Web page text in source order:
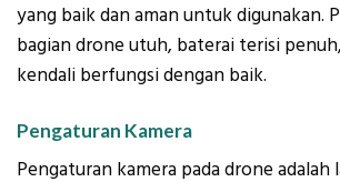
yang baik dan aman untuk digunakan.
bagian drone utuh, baterai terisi
kendali berfungsi dengan baik.
Pengaturan Kamera
Pengaturan kamera pada drone